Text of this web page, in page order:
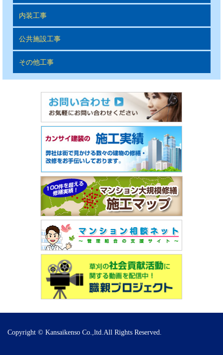
内装工事
公共施設工事
その他工事
Copyright © Kansaikenso Co.,ltd.All Rights Reserved.